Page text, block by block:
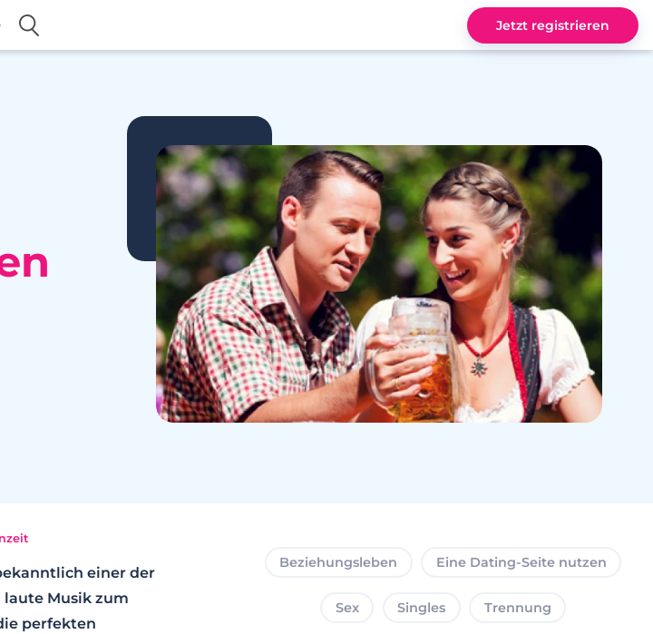
Jetzt registrieren
einer der
laute Musik zum
perfekten
Beziehungsleben Eine Dating-Seite nutzen
Sex Singles Trennung